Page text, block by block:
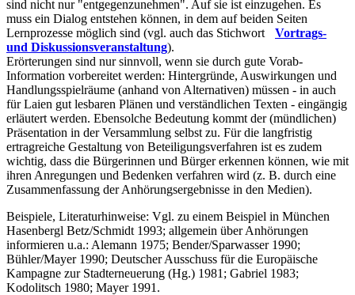
sind nicht nur "entgegenzunehmen". Auf sie ist einzugehen. Es
muss ein Dialog entstehen können, in dem auf beiden Seiten
Lernprozesse möglich sind (vgl. auch das Stichwort
Vortrags-
und Diskussionsveranstaltung).
Erörterungen sind nur sinnvoll, wenn sie durch gute Vorab-
Information vorbereitet werden: Hintergründe, Auswirkungen und
Handlungsspielräume (anhand von Alternativen) müssen - in auch
für Laien gut lesbaren Plänen und verständlichen Texten - eingängig
erläutert werden. Ebensolche Bedeutung kommt der (mündlichen)
Präsentation in der Versammlung selbst zu. Für die langfristig
ertragreiche Gestaltung von Beteiligungsverfahren ist es zudem
wichtig, dass die Bürgerinnen und Bürger erkennen können, wie mit
ihren Anregungen und Bedenken verfahren wird (z. B. durch eine
Zusammenfassung der Anhörungsergebnisse in den Medien).
Beispiele, Literaturhinweise: Vgl. zu einem Beispiel in München
Hasenbergl Betz/Schmidt 1993; allgemein über Anhörungen
informieren u.a.: Alemann 1975; Bender/Sparwasser 1990;
Bühler/Mayer 1990; Deutscher Ausschuss für die Europäische
Kampagne zur Stadterneuerung (Hg.) 1981; Gabriel 1983;
Kodolitsch 1980; Mayer 1991.